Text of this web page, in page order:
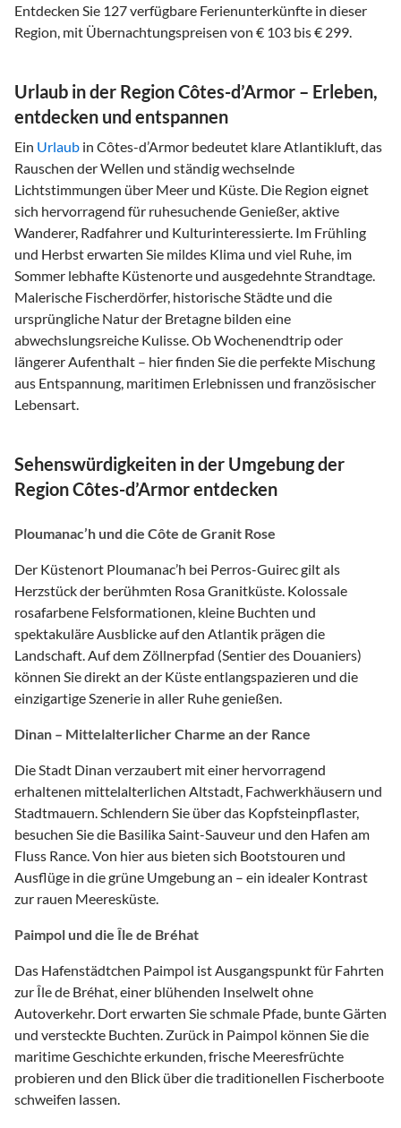
Entdecken Sie 127 verfügbare Ferienunterkünfte in dieser
Region, mit Übernachtungspreisen von € 103 bis € 299.
Urlaub in der Region Côtes-d’Armor – Erleben,
entdecken und entspannen
Ein Urlaub in Côtes-d’Armor bedeutet klare Atlantikluft, das
Rauschen der Wellen und ständig wechselnde
Lichtstimmungen über Meer und Küste. Die Region eignet
sich hervorragend für ruhesuchende Genießer, aktive
Wanderer, Radfahrer und Kulturinteressierte. Im Frühling
und Herbst erwarten Sie mildes Klima und viel Ruhe, im
Sommer lebhafte Küstenorte und ausgedehnte Strandtage.
Malerische Fischerdörfer, historische Städte und die
ursprüngliche Natur der Bretagne bilden eine
abwechslungsreiche Kulisse. Ob Wochenendtrip oder
längerer Aufenthalt – hier finden Sie die perfekte Mischung
aus Entspannung, maritimen Erlebnissen und französischer
Lebensart.
Sehenswürdigkeiten in der Umgebung der
Region Côtes-d’Armor entdecken
Ploumanac’h und die Côte de Granit Rose
Der Küstenort Ploumanac’h bei Perros-Guirec gilt als
Herzstück der berühmten Rosa Granitküste. Kolossale
rosafarbene Felsformationen, kleine Buchten und
spektakuläre Ausblicke auf den Atlantik prägen die
Landschaft. Auf dem Zöllnerpfad (Sentier des Douaniers)
können Sie direkt an der Küste entlangspazieren und die
einzigartige Szenerie in aller Ruhe genießen.
Dinan – Mittelalterlicher Charme an der Rance
Die Stadt Dinan verzaubert mit einer hervorragend
erhaltenen mittelalterlichen Altstadt, Fachwerkhäusern und
Stadtmauern. Schlendern Sie über das Kopfsteinpflaster,
besuchen Sie die Basilika Saint-Sauveur und den Hafen am
Fluss Rance. Von hier aus bieten sich Bootstouren und
Ausflüge in die grüne Umgebung an – ein idealer Kontrast
zur rauen Meeresküste.
Paimpol und die Île de Bréhat
Das Hafenstädtchen Paimpol ist Ausgangspunkt für Fahrten
zur Île de Bréhat, einer blühenden Inselwelt ohne
Autoverkehr. Dort erwarten Sie schmale Pfade, bunte Gärten
und versteckte Buchten. Zurück in Paimpol können Sie die
maritime Geschichte erkunden, frische Meeresfrüchte
probieren und den Blick über die traditionellen Fischerboote
schweifen lassen.